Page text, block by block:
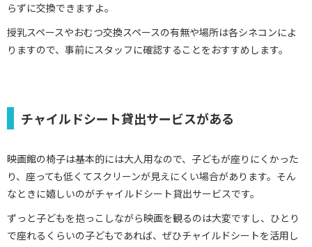
らずに交換できますよ。
授乳スペースやおむつ交換スペースの有無や場所は各シネコンによ
りますので、事前にスタッフに確認することをおすすめします。
チャイルドシート貸出サービスがある
映画館の椅子は基本的には大人用なので、子どもが座りにくかった
り、座っても低くてスクリーンが見えにくい場合があります。そん
なときに嬉しいのがチャイルドシート貸出サービスです。
ずっと子どもを抱っこしながら映画を観るのは大変ですし、ひとり
で座れるくらいの子どもであれば、ぜひチャイルドシートを活用し